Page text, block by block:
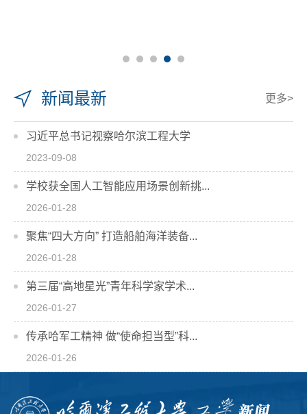
新闻最新 更多>
习近平总书记视察哈尔滨工程大学
2023-09-08
学校获全国人工智能应用场景创新挑...
2026-01-28
聚焦“四大方向” 打造船舶海洋装备...
2026-01-28
第三届“高地星光”青年科学家学术...
2026-01-27
传承哈军工精神 做“使命担当型”科...
2026-01-26